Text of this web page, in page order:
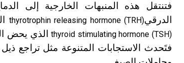
فتنتقل هذه المنبهات الخارجية إلى
الدرقيthyrotrophin releasing hormone (TRH)
thyroid stimulating hormone (TSH)الذي يحض
فتَحدث الاستجابات المتنوعة مثل تراجع ذيل